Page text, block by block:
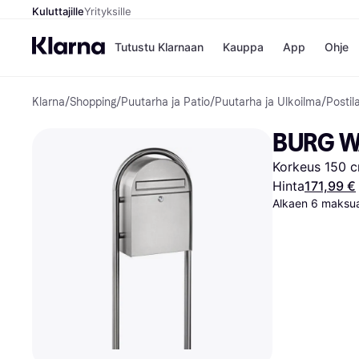
KuluttajilleYrityksille
Tutustu Klarnaan Kauppa
Kaupat
Gigantti
H&M
Peten
Wolt
App Ohje
Klarna/Shopping/Puutarha ja Patio/Puutarha ja Ulkoilma/
BURG
Korkeus 150
Hinta171,99 €
Alkaen 6